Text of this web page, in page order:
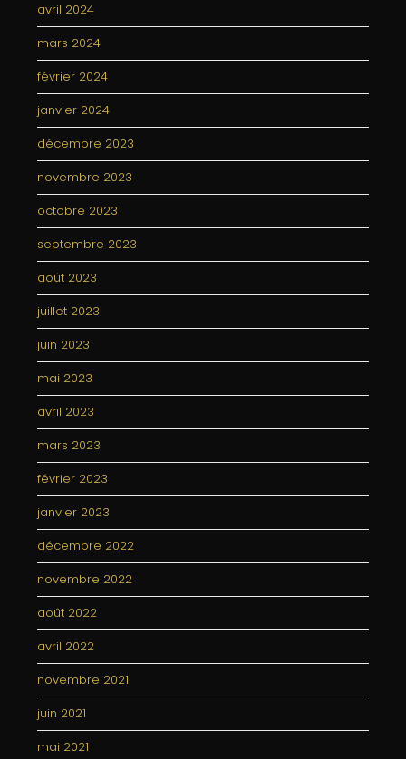
avril 2024
mars 2024
février 2024
janvier 2024
décembre 2023
novembre 2023
octobre 2023
septembre 2023
août 2023
juillet 2023
juin 2023
mai 2023
avril 2023
mars 2023
février 2023
janvier 2023
décembre 2022
novembre 2022
août 2022
avril 2022
novembre 2021
juin 2021
mai 2021